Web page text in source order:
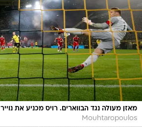
מאזן מעולה נגד הבווארים. רויס מכניע את נוייר
Mouhtaropoulos